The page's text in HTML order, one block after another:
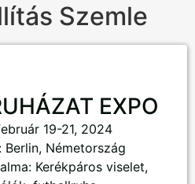
Szemle
EXPO
19-21, 2024
Berlin, Németország
Kerékpáros viselet,